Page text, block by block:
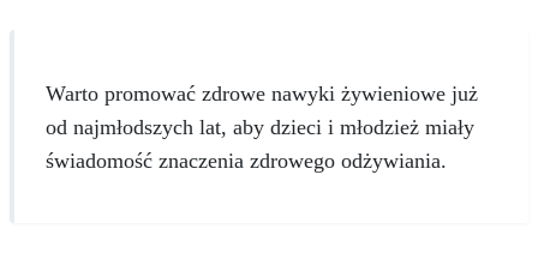
Warto promować zdrowe nawyki żywieniowe już
od najmłodszych lat, aby dzieci i młodzież miały
świadomość znaczenia zdrowego odżywiania.